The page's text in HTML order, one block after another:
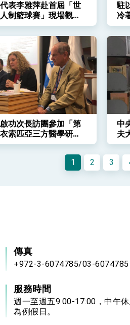
事處」，進一步深化台美交流合作
表李雅萍赴首屆「世
制籃球賽」現場觀
代表隊加油
駐
冷
交
功次長訪團參加「第
索匹亞三方醫學研討
中
夫
1 2 3
傳真
+972-3-6074785/03-6074785
服務時間
週一至週五9:00-17:00，中午
為例假日。